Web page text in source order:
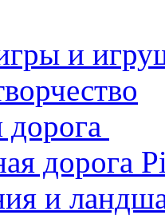
и
дорога
дорога
и